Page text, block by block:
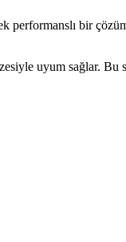
bir
uyum sağlar.